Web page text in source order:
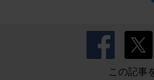
この記事